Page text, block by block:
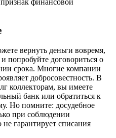
вернуть деньги вовремя,
договориться о
срока. Многие компании
добросовестность. В
коллекторам, вы имеете
банк или обратиться к
Но помните: досудебное
при соблюдении
гарантирует списания